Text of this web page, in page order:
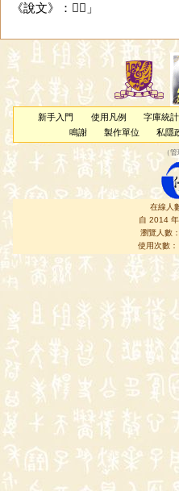
《說文》：「 𣠞 」
新手入門 使用凡例 字庫統計
鳴謝
製作單位 私隱
（管
在線人
自 2014
瀏覽人數
使用次數